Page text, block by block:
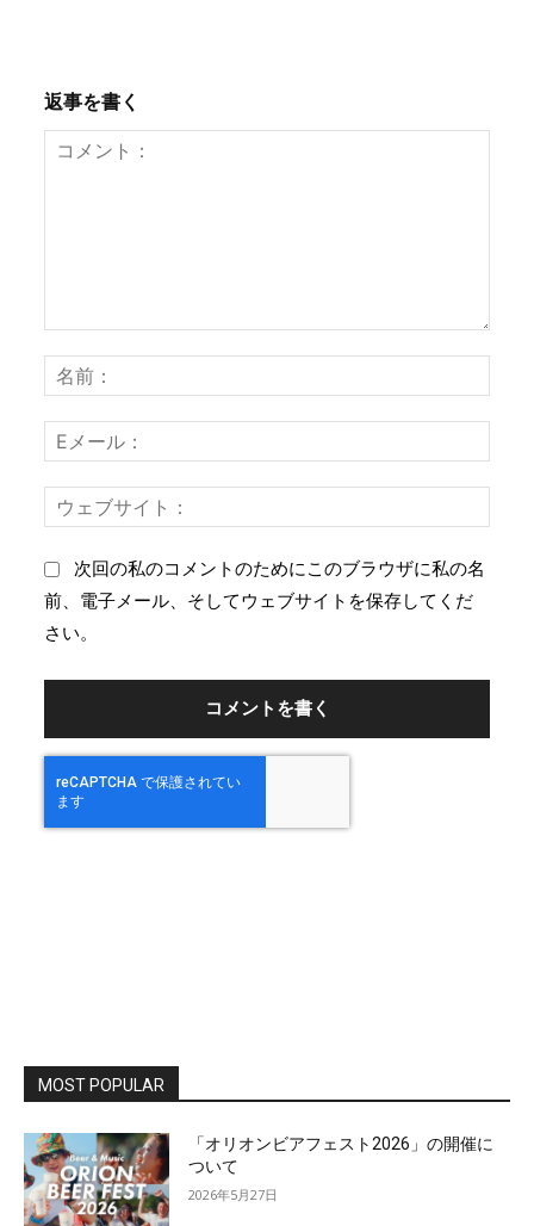
返事を書く
メ
ト
：
前
メ
ル
ェ
：
次回の私のコメントのためにこのブラウザに私の名
前、電子メール、そしてウェブサイトを保存してくだ
さい。
MOST POPULAR
「オリオンビアフェスト2026」の開催に
ついて
2026年5月27日